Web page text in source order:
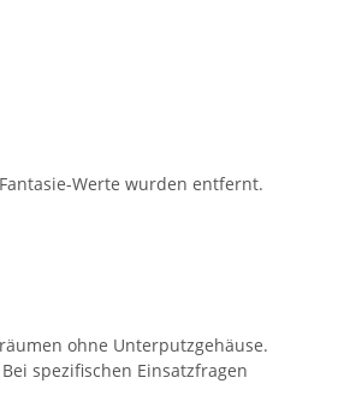
Werte wurden entfernt.
ohne Unterputzgehäuse.
spezifischen Einsatzfragen